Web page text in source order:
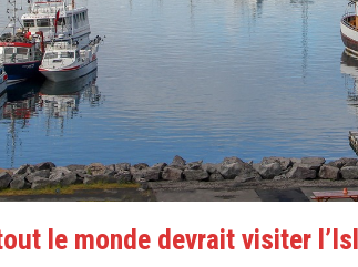
le monde devrait visiter